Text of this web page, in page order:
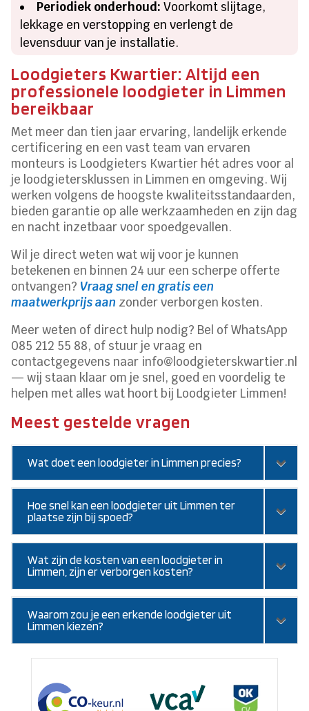
Periodiek onderhoud: Voorkomt slijtage,
lekkage en verstopping en verlengt de
levensduur van je installatie.
Loodgieters Kwartier: Altijd een
professionele loodgieter in Limmen
bereikbaar
Met meer dan tien jaar ervaring, landelijk erkende
certificering en een vast team van ervaren
monteurs is Loodgieters Kwartier hét adres voor al
je loodgietersklussen in Limmen en omgeving. Wij
werken volgens de hoogste kwaliteitsstandaarden,
bieden garantie op alle werkzaamheden en zijn dag
en nacht inzetbaar voor spoedgevallen.
Wil je direct weten wat wij voor je kunnen
betekenen en binnen 24 uur een scherpe offerte
ontvangen? Vraag snel en gratis een
maatwerkprijs aan zonder verborgen kosten.
Meer weten of direct hulp nodig? Bel of WhatsApp
085 212 55 88, of stuur je vraag en
contactgegevens naar info@loodgieterskwartier.nl
— wij staan klaar om je snel, goed en voordelig te
helpen met alles wat hoort bij Loodgieter Limmen!
Meest gestelde vragen
Wat doet een loodgieter in Limmen precies?
Hoe snel kan een loodgieter uit Limmen ter
plaatse zijn bij spoed?
Wat zijn de kosten van een loodgieter in
Limmen, zijn er verborgen kosten?
Waarom zou je een erkende loodgieter uit
Limmen kiezen?